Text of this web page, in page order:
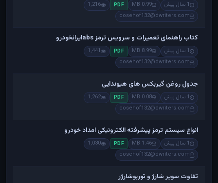
1 سال پیش 0.99 MB
PDF
1,216
cosehof132@dwriters.com
کتاب راهنمای تعمیرات و سرویس ترمز absایرانخودرو
1 سال پیش 8.99 MB
PDF
1,441
cosehof132@dwriters.com
جدول روغن گیربکس های هیوندایی
1 سال پیش 0.08 MB
PDF
1,262
cosehof132@dwriters.com
انواع سیستم ترمز پیشرفته الکترونیکی امداد خودرو
1 سال پیش 1.46 MB
PDF
1,030
cosehof132@dwriters.com
تفاوت سوپر شارژ و توربوشارژر